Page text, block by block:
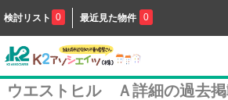
検討リスト 0 最近見た物件 0
ウエストヒル Ａ詳細の過去掲